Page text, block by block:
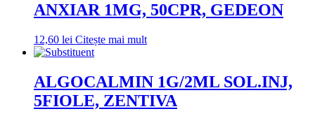
ANXIAR 1MG, 50CPR, GEDEON
12,60 lei Citește mai mult
ALGOCALMIN 1G/2ML SOL.INJ,
5FIOLE, ZENTIVA